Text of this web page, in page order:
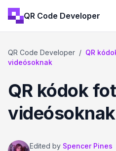
QR Code Developer
QR Code Developer / QR
videósoknak
QR kódok
videósoknak
Edited by Spencer Pines